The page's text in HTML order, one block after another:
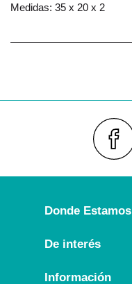
Medidas: 35 x 20 x 2
Donde Estamos
Rúa Príncipe 7
Llámanos:
De interés
Información